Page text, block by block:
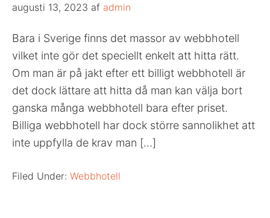
augusti 13, 2023 af admin
Bara i Sverige finns det massor av webbhotell
vilket inte gör det speciellt enkelt att hitta rätt.
Om man är på jakt efter ett billigt webbhotell är
det dock lättare att hitta då man kan välja bort
ganska många webbhotell bara efter priset.
Billiga webbhotell har dock större sannolikhet att
inte uppfylla de krav man […]
Filed Under: Webbhotell